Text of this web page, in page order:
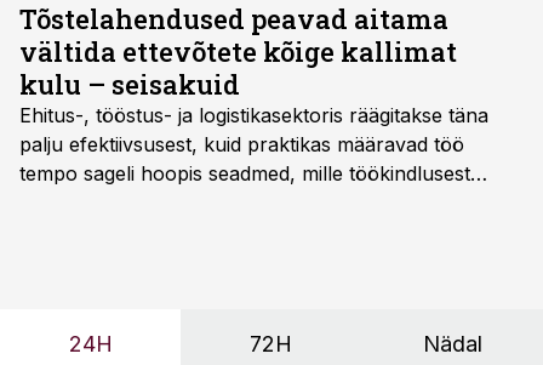
Tõstelahendused peavad aitama
vältida ettevõtete kõige kallimat
kulu – seisakuid
Ehitus-, tööstus- ja logistikasektoris räägitakse täna
palju efektiivsusest, kuid praktikas määravad töö
tempo sageli hoopis seadmed, mille töökindlusest
24H 72H Nädal